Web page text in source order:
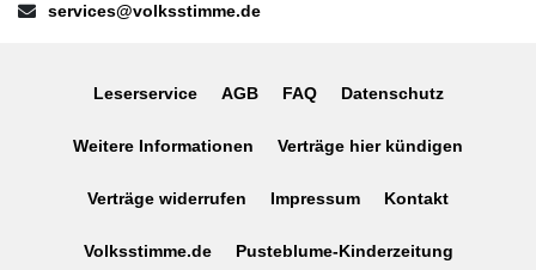
E-Mail:services@volksstimme.de
Leserservice AGB FAQ Datenschutz
Weitere Informationen Verträge hier kündigen
Verträge widerrufen Impressum Kontakt
Volksstimme.de Pusteblume-Kinderzeitung